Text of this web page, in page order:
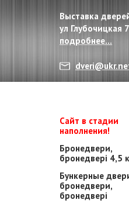
Выставка
ул Глубочицкая
подробнее...
Сайт в стадии
наполнения!
Бронедвери,
бронедвері 4,5
Бункерные
бронедвери,
бронедвері